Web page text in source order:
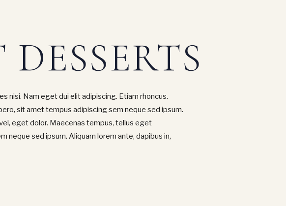
nisi. Nam eget dui elit adipiscing. Etiam rhoncus.
sit amet tempus adipiscing sem neque sed ipsum.
eget dolor. Maecenas tempus, tellus eget
neque sed ipsum. Aliquam lorem ante, dapibus in,